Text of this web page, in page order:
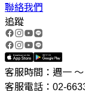
聯絡我們
追蹤
客服時間：週一
客服電話：02-